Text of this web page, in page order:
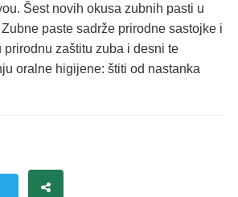
Šest novih okusa zubnih pasti u
paste sadrže prirodne sastojke i
zaštitu zuba i desni te
oralne higijene: štiti od nastanka